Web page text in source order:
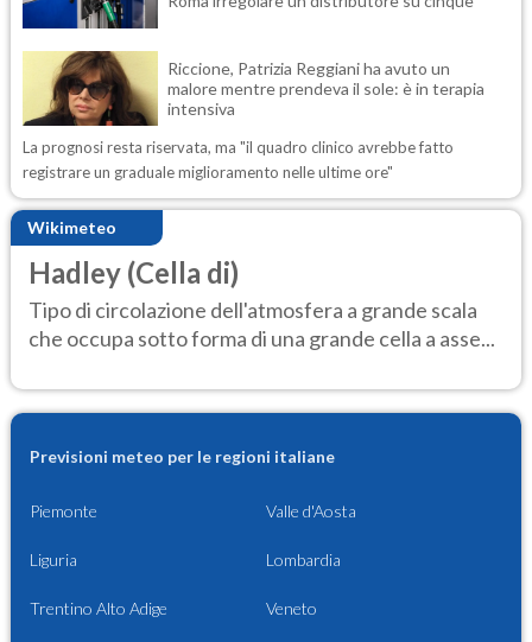
Riccione, Patrizia Reggiani ha avuto un
malore mentre prendeva il sole: è in terapia
intensiva
La prognosi resta riservata, ma "il quadro clinico avrebbe fatto
registrare un graduale miglioramento nelle ultime ore"
Wikimeteo
Hadley (Cella di)
Tipo di circolazione dell'atmosfera a grande scala
che occupa sotto forma di una grande cella a asse...
Previsioni meteo per le regioni italiane
Piemonte Valle d'Aosta
Liguria Lombardia
Trentino Alto Adige Veneto